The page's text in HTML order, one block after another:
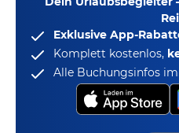
Exklusive App-
Komplett kostenlos,
Alle Buchungsinfos